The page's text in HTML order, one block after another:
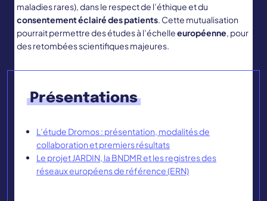
maladies rares), dans le respect de l’éthique et du
consentement éclairé des patients. Cette mutualisation
pourrait permettre des études à l’échelleeuropéenne, pour
des retombées scientifiques majeures.
Présentations
L’étude Dromos : présentation, modalités de
collaboration et premiers résultats
Le projet JARDIN, la BNDMR et les registres des
réseaux européens de référence (ERN)